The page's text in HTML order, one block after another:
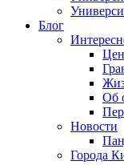
Блог
Об
Новости
Города